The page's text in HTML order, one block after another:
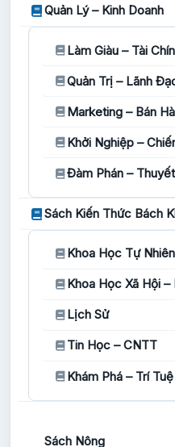
Quản Lý – Kinh Doanh
Làm Giàu – Tài
Quản Trị – Lãnh
Marketing – Bán
Khởi Nghiệp –
Đàm Phán –
Sách Kiến Thức Bách
Khoa Học Tự Nhiên
Khoa Học Xã Hội –
Lịch Sử
Tin Học – CNTT
Khám Phá – Trí
Sách Nông